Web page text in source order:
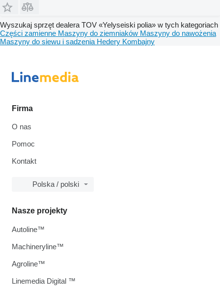
Wyszukaj sprzęt dealera TOV «Yelyseiski polia» w tych kategoriach
Części zamienne Maszyny do ziemniaków Maszyny do nawożenia
Maszyny do siewu i sadzenia Hedery Kombajny
Firma
O nas
Pomoc
Kontakt
Polska / polski
Nasze projekty
Autoline™
Machineryline™
Agroline™
Linemedia Digital ™